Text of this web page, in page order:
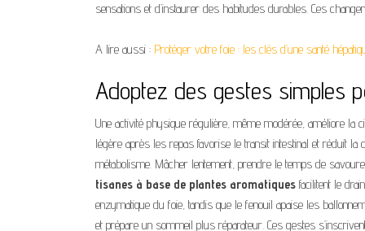
sensations et d’instaurer des habitudes durables. Ces
A lire aussi : Protéger votre foie : les clés d’une santé
Adoptez des gestes simples
Une activité physique régulière, même modérée, améliore la
légère après les repas favorise le transit intestinal et réduit
métabolisme. Mâcher lentement, prendre le temps de
tisanes à base de plantes aromatiques facilitent le
enzymatique du foie, tandis que le fenouil apaise les
et prépare un sommeil plus réparateur. Ces gestes